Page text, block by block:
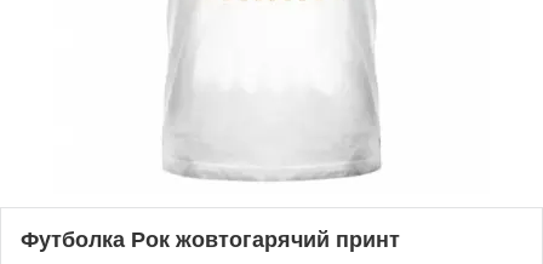
Футболка Рок жовтогарячий принт